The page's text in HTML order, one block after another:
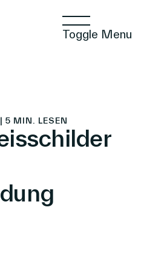
Toggle Menu
5 MIN. LESEN